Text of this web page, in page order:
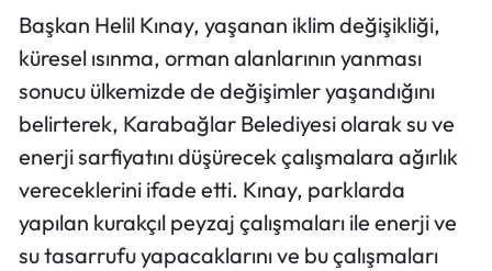
Başkan Helil Kınay, yaşanan iklim değişikliği,
küresel ısınma, orman alanlarının yanması
sonucu ülkemizde de değişimler yaşandığını
belirterek, Karabağlar Belediyesi olarak su ve
enerji sarfiyatını düşürecek çalışmalara ağırlık
vereceklerini ifade etti. Kınay, parklarda
yapılan kurakçıl peyzaj çalışmaları ile enerji ve
su tasarrufu yapacaklarını ve bu çalışmaları